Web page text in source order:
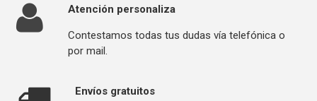
 Atención personaliza
Contestamos todas tus dudas vía telefónica o
por mail.
Envíos gratuitos